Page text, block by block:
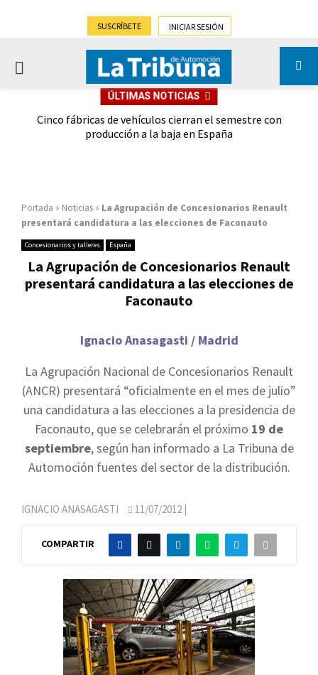
SUSCRÍBETE INICIAR SESIÓN
PRIMARY
ÚLTIMAS NOTICIAS
Cinco fábricas de vehículos cierran el semestre con
producción a la baja en España
Portada » Noticias » La Agrupación de Concesionarios Renault
presentará candidatura a las elecciones de Faconauto
Concesionarios y talleres España
La Agrupación de Concesionarios Renault
presentará candidatura a las elecciones de
Faconauto
Ignacio Anasagasti / Madrid
La Agrupación Nacional de Concesionarios Renault
(ANCR) presentará “oficialmente en el mes de julio”
una candidatura a las elecciones a la presidencia de
Faconauto, que se celebrarán el próximo 19 de
septiembre, según han informado a La Tribuna de
Automoción fuentes del sector de la distribución.
IGNACIO ANASAGASTI 11/07/2012 |
COMPARTIR